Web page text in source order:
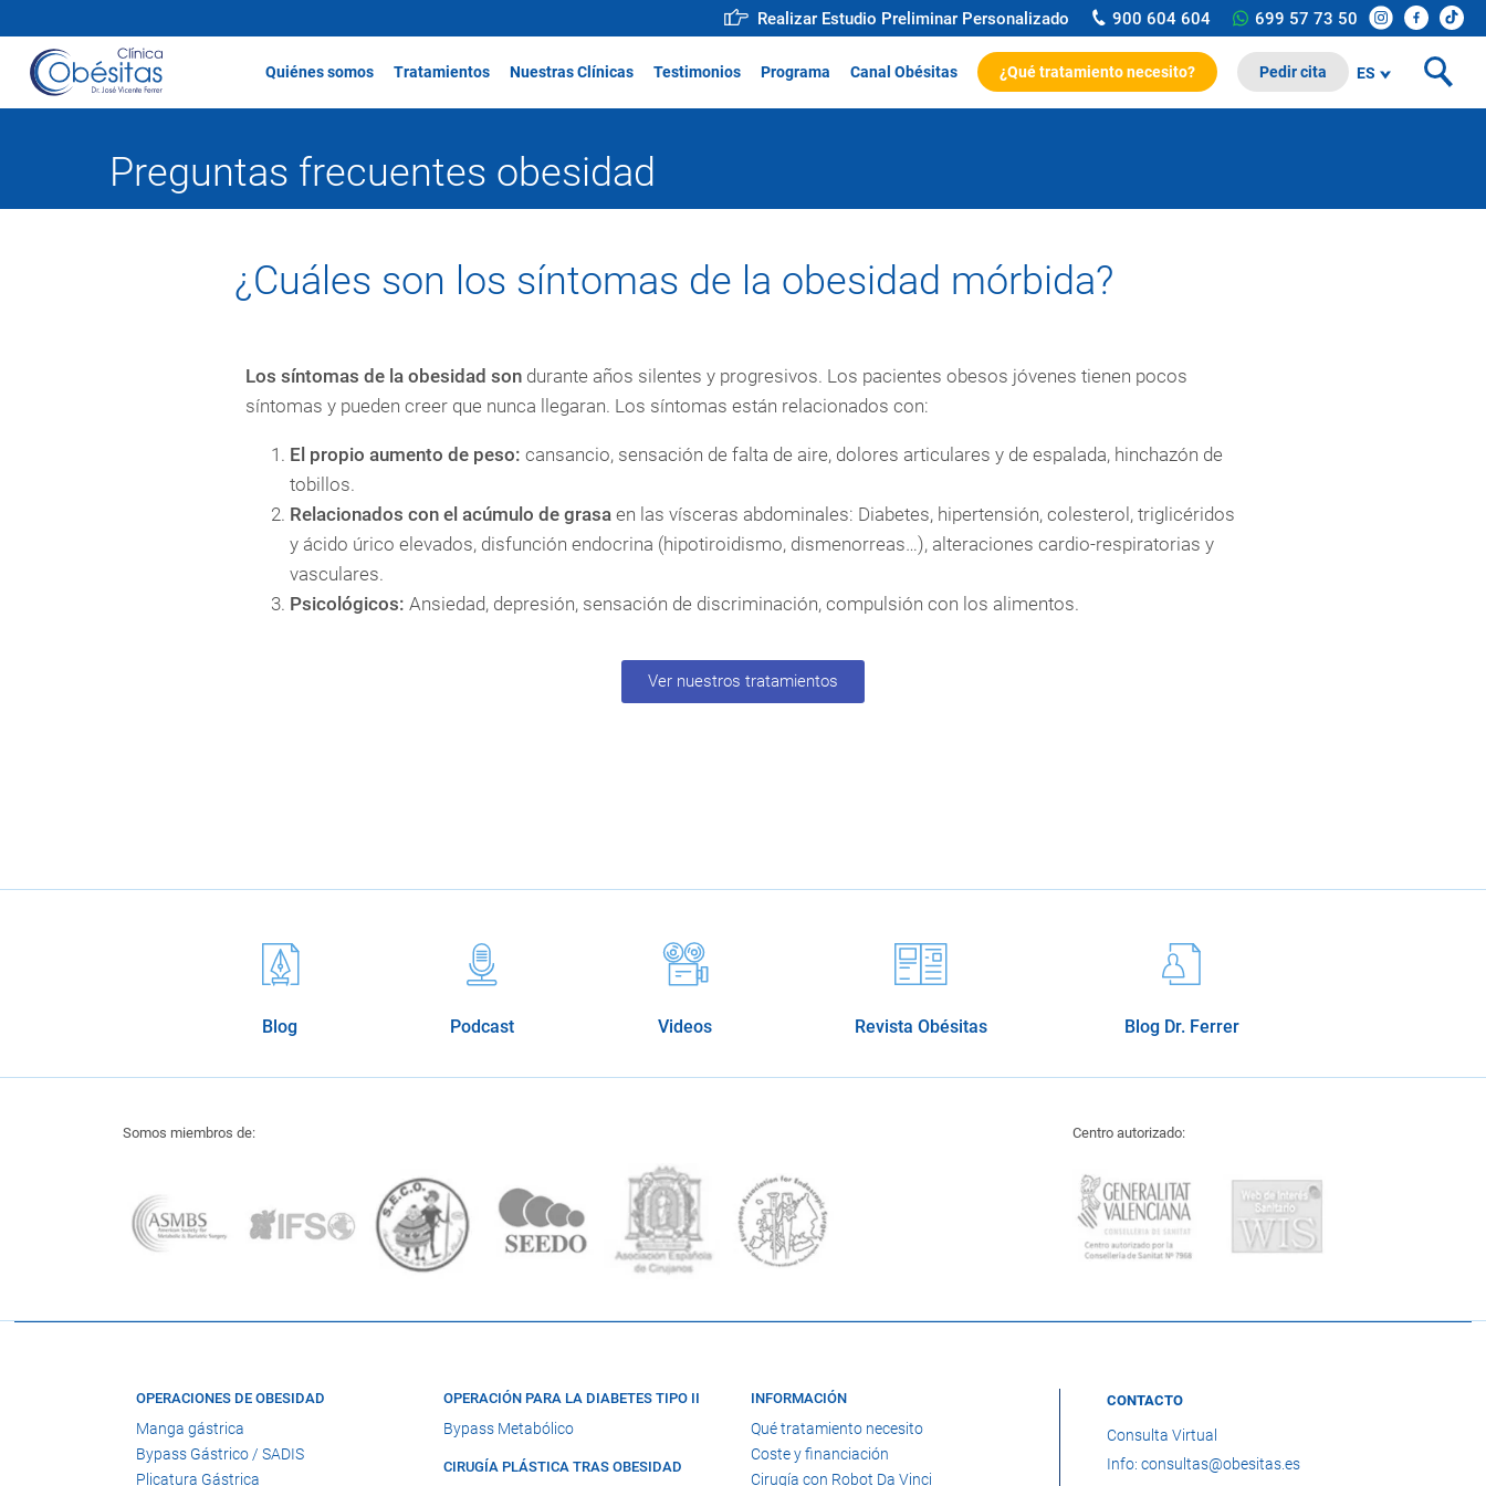
Realizar Estudio Preliminar Personalizado 900 604 604 699 57 73 50
Quiénes somos Tratamientos Nuestras Clínicas Testimonios Programa Canal Obésitas ¿Qué tratamiento necesito? Pedir cita ES
Preguntas frecuentes obesidad
¿Cuáles son los síntomas de la obesidad mórbida?
Los síntomas de la obesidad sondurante años silentes y progresivos. Los pacientes obesos jóvenes tienen pocos
síntomas y pueden creer que nunca llegaran. Los síntomas están relacionados con:
El propio aumento de peso: cansancio, sensación de falta de aire, dolores articulares y de espalada, hinchazón de
tobillos.
Relacionados con el acúmulo de grasaen las vísceras abdominales: Diabetes, hipertensión, colesterol, triglicéridos
y ácido úrico elevados, disfunción endocrina (hipotiroidismo, dismenorreas…), alteraciones cardio-respiratorias y
vasculares.
Psicológicos: Ansiedad, depresión, sensación de discriminación, compulsión con los alimentos.
Ver nuestros tratamientos
Blog Podcast Videos Revista Obésitas Blog Dr. Ferrer
Somos miembros de: Centro autorizado:
OPERACIONES DE OBESIDAD
Manga gástrica
Bypass Gástrico / SADIS
Plicatura Gástrica
OPERACIÓN PARA LA DIABETES TIPO II
Bypass Metabólico
CIRUGÍA PLÁSTICA TRAS OBESIDAD
INFORMACIÓN
Qué tratamiento necesito
Coste y financiación
Cirugía con Robot Da Vinci
CONTACTO
Consulta Virtual
Info: consultas@obesitas.es